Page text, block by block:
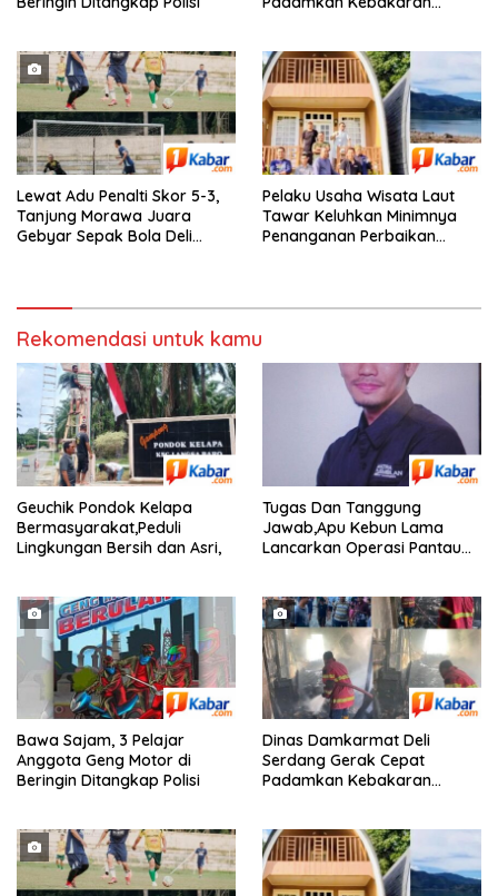
Lewat Adu Penalti Skor 5-3,
Tanjung Morawa Juara
Gebyar Sepak Bola Deli
Pelaku Usaha Wisata Laut
Tawar Keluhkan Minimnya
Penanganan Perbaikan
Rekomendasi untuk kamu
Geuchik Pondok Kelapa
Bermasyarakat,Peduli
Lingkungan Bersih dan Asri,
Tugas Dan Tanggung
Jawab,Apu Kebun Lama
Lancarkan Operasi Pantau
Bawa Sajam, 3 Pelajar
Anggota Geng Motor di
Beringin Ditangkap Polisi
Dinas Damkarmat Deli
Serdang Gerak Cepat
Padamkan Kebakaran